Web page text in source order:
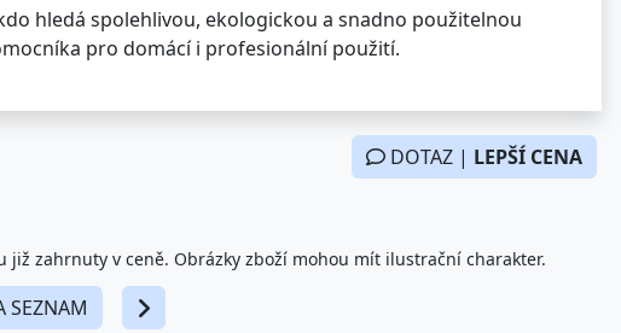
hledá spolehlivou, ekologickou a snadno použitelnou
pro domácí i profesionální použití.
DOTAZ | LEPŠÍ CENA
zahrnuty v ceně. Obrázky zboží mohou mít ilustrační charakter.
SEZNAM